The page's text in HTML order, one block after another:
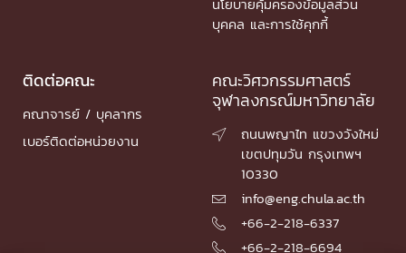
บุคคล และการใช้คุกกี้
ติดต่อคณะ
คณาจารย์ / บุคลากร
เบอร์ติดต่อหน่วยงาน
คณะวิศวกรรมศาสตร์
จุฬาลงกรณ์มหาวิทยาลัย

ถนนพญาไท แขวงวังใหม่
เขตปทุมวัน กรุงเทพฯ
10330
 info@eng.chula.ac.th
 +66-2-218-6337
 +66-2-218-6694